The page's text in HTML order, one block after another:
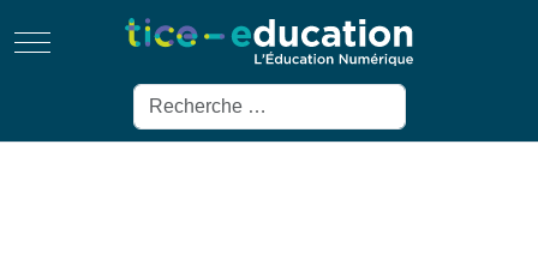
Mobile Menu Toggle
Rechercher